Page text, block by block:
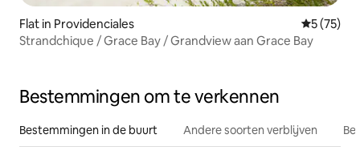
Flat in Providenciales
5 (75)
Strandchique / Grace Bay / Grandview aan Grace Bay
Bestemmingen om te verkennen
Bestemmingen in de buurt Andere soorten verblijven